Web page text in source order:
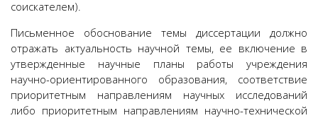
соискателем).
Письменное обоснование темы диссертации должно
отражать актуальность научной темы, ее включение в
утвержденные научные планы работы учреждения
научно-ориентированного образования, соответствие
приоритетным направлениям научных исследований
либо приоритетным направлениям научно-технической